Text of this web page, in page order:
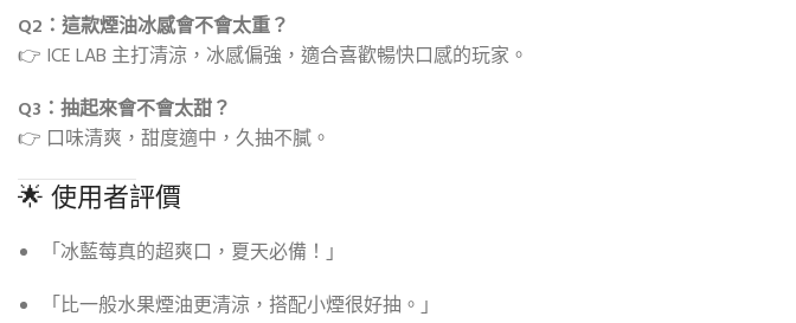
Q2：這款煙油冰感會不會太重？
👉 ICE LAB 主打清涼，冰感偏強，適合喜歡暢快口感的玩家。
Q3：抽起來會不會太甜？
👉 口味清爽，甜度適中，久抽不膩。
🌟 使用者評價
「冰藍莓真的超爽口，夏天必備！」
「比一般水果煙油更清涼，搭配小煙很好抽。」